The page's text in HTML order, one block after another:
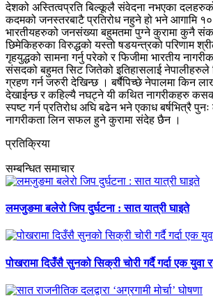
देशको अस्तित्वप्रति बिल्कूलै संवेदना नभएका दलहरुको
कदमको जनस्तरबाटै प्रतिरोध नहुने हो भने आगामि १०
भारतीयहरुको जनसंख्या बहुमतमा पुग्ने कुरामा कुनै
छिमेकिहरुका विरुद्धको यस्तो षडयन्त्रको परिणाम
गृहयुद्धको सामना गर्नु परेको र फिजीमा भारतीय
संसदको बहुमत सिट जितेको इतिहासलाई नेपालीहरुले
ग्रहण गर्न जरुरी देखिन्छ । बर्षैपिच्छे नेपालमा किन
देखाईन्छ र कहिल्यै नघट्ने यी कथित नागरीकहरु
स्पष्ट गर्न प्रतिरोध अघि बढेन भने एकाध बर्षभित्रै
नागरीकता लिन सफल हुने कुरामा संदेह छैन ।
प्रतिक्रिया
सम्बन्धित समाचार
लमजुङमा बलेरो जिप दुर्घटना : सात यात्री घाइते
पोखरामा दिउँसै सुनको सिक्री चोरी गर्दै गर्दा एक युवा